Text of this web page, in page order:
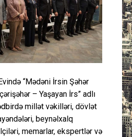
İdman
Layihə
Gündəm
Peşə etikası
“Mədəni İrsin Şəhər
– Yaşayan İrs” adlı
millət vəkilləri, dövlət
beynəlxalq
memarlar, ekspertlər və